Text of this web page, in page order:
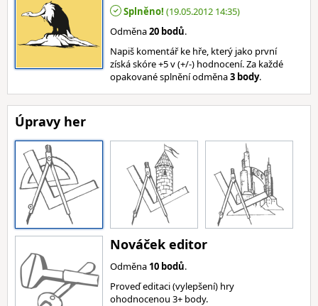
Splněno! (19.05.2012 14:35)
Odměna20 bodů.
Napiš komentář ke hře, který jako první
získá skóre +5 v (+/-) hodnocení. Za každé
opakované splnění odměna3 body.
Úpravy her
Nováček editor
Odměna 10 bodů.
Proveď editaci (vylepšení) hry
ohodnocenou 3+ body.